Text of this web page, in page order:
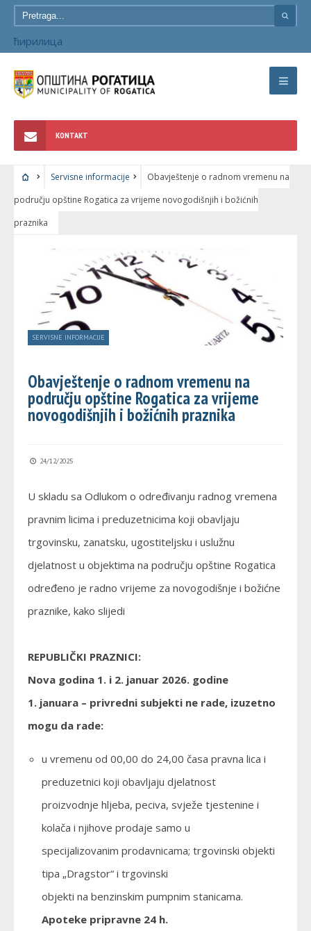
ћирилица
KONTAKT
Servisne informacije
Obavještenje o radnom vremenu na
području opštine Rogatica za vrijeme novogodišnjih i božićnih
praznika
SERVISNE INFORMACIJE
Obavještenje o radnom vremenu na
području opštine Rogatica za vrijeme
novogodišnjih i božićnih praznika
24/12/2025
U skladu sa Odlukom o određivanju radnog vremena
pravnim licima i preduzetnicima koji obavljaju
trgovinsku, zanatsku, ugostiteljsku i uslužnu
djelatnost u objektima na području opštine Rogatica
određeno je radno vrijeme za novogodišnje i božićne
praznike, kako slijedi
REPUBLIČKI PRAZNICI:
Nova godina 1. i 2. januar 2026. godine
1. januara – privredni subjekti ne rade, izuzetno
mogu da rade:
u vremenu od 00,00 do 24,00 časa pravna lica i
preduzetnici koji obavljaju djelatnost
proizvodnje hljeba, peciva, svježe tjestenine i
kolača i njihove prodaje samo u
specijalizovanim prodavnicama; trgovinski objekti
tipa „Dragstor“ i trgovinski
objekti na benzinskim pumpnim stanicama.
Apoteke pripravne 24 h.